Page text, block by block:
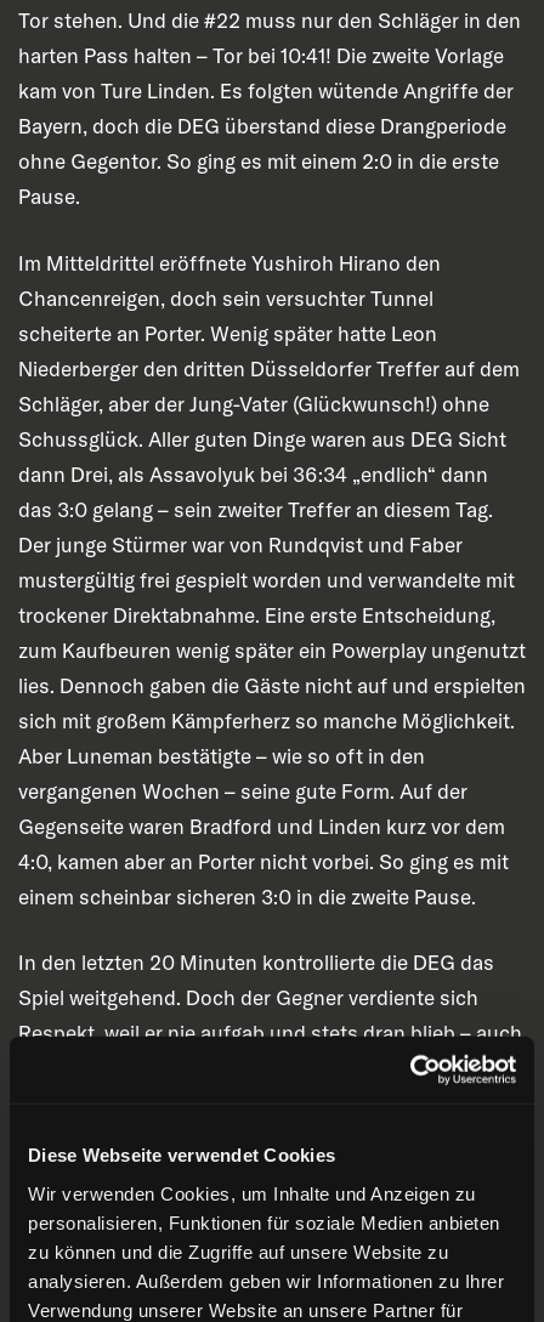
Diese Webseite verwendet Cookies
Wir verwenden Cookies, um Inhalte und Anzeigen zu
personalisieren, Funktionen für soziale Medien anbieten
zu können und die Zugriffe auf unsere Website zu
analysieren. Außerdem geben wir Informationen zu Ihrer
Verwendung unserer Website an unsere Partner für
Tor stehen. Und die #22 muss nur den Schläger in den
harten Pass halten – Tor bei 10:41! Die zweite Vorlage
kam von Ture Linden. Es folgten wütende Angriffe der
Bayern, doch die DEG überstand diese Drangperiode
ohne Gegentor. So ging es mit einem 2:0 in die erste
Pause.
Im Mitteldrittel eröffnete Yushiroh Hirano den
Chancenreigen, doch sein versuchter Tunnel
scheiterte an Porter. Wenig später hatte Leon
Niederberger den dritten Düsseldorfer Treffer auf dem
Schläger, aber der Jung-Vater (Glückwunsch!) ohne
Schussglück. Aller guten Dinge waren aus DEG Sicht
dann Drei, als Assavolyuk bei 36:34 „endlich“ dann
das 3:0 gelang – sein zweiter Treffer an diesem Tag.
Der junge Stürmer war von Rundqvist und Faber
mustergültig frei gespielt worden und verwandelte mit
trockener Direktabnahme. Eine erste Entscheidung,
zum Kaufbeuren wenig später ein Powerplay ungenutzt
lies. Dennoch gaben die Gäste nicht auf und erspielten
sich mit großem Kämpferherz so manche Möglichkeit.
Aber Luneman bestätigte – wie so oft in den
vergangenen Wochen – seine gute Form. Auf der
Gegenseite waren Bradford und Linden kurz vor dem
4:0, kamen aber an Porter nicht vorbei. So ging es mit
einem scheinbar sicheren 3:0 in die zweite Pause.
In den letzten 20 Minuten kontrollierte die DEG das
Spiel weitgehend. Doch der Gegner verdiente sich
Respekt, weil er nie aufgab und stets dran blieb – auch
unterstützt von 800 Fans, die aus dem fernen Allgäu
und Fischer vorausgegangen. Es folgte ein flottes hin
und her mit Chancen auf beiden Seiten, die Zuschauer
hatten ihren Spaß. In den letzten zehn Minuten
verloren die Rot-Gelben ein wenig die Konzentration